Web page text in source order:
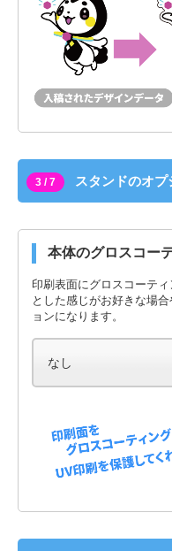
3 / 7 スタンドのオプ
本体のグロスコー
印刷表面にグロスコーテ
とした感じがお好きな場
ョンになります。